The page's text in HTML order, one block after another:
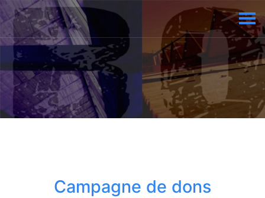
Campagne de dons